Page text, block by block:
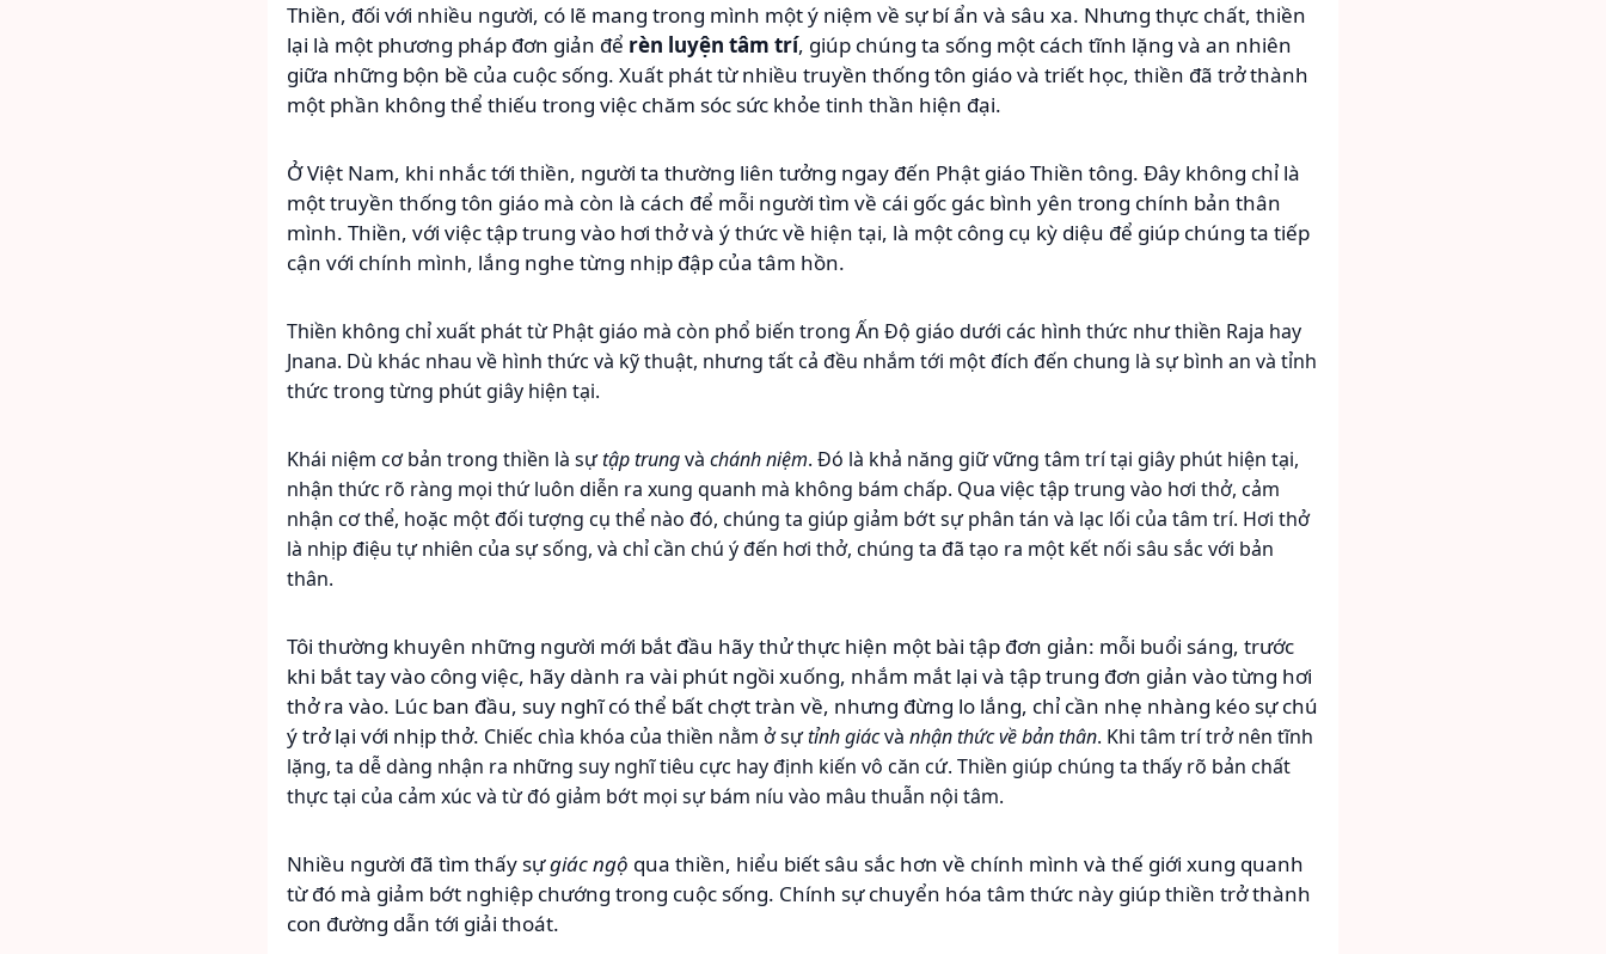
Thiền, đối với nhiều người, có lẽ mang trong mình một ý niệm về sự bí ẩn và sâu xa. Nhưng thực chất, thiền
lại là một phương pháp đơn giản để rèn luyện tâm trí, giúp chúng ta sống một cách tĩnh lặng và an nhiên
giữa những bộn bề của cuộc sống. Xuất phát từ nhiều truyền thống tôn giáo và triết học, thiền đã trở thành
một phần không thể thiếu trong việc chăm sóc sức khỏe tinh thần hiện đại.
Ở Việt Nam, khi nhắc tới thiền, người ta thường liên tưởng ngay đến Phật giáo Thiền tông. Đây không chỉ là
một truyền thống tôn giáo mà còn là cách để mỗi người tìm về cái gốc gác bình yên trong chính bản thân
mình. Thiền, với việc tập trung vào hơi thở và ý thức về hiện tại, là một công cụ kỳ diệu để giúp chúng ta tiếp
cận với chính mình, lắng nghe từng nhịp đập của tâm hồn.
Thiền không chỉ xuất phát từ Phật giáo mà còn phổ biến trong Ấn Độ giáo dưới các hình thức như thiền Raja hay
Jnana. Dù khác nhau về hình thức và kỹ thuật, nhưng tất cả đều nhắm tới một đích đến chung là sự bình an và tỉnh
thức trong từng phút giây hiện tại.
Khái niệm cơ bản trong thiền là sựtập trungvà chánh niệm. Đó là khả năng giữ vững tâm trí tại giây phút hiện tại,
nhận thức rõ ràng mọi thứ luôn diễn ra xung quanh mà không bám chấp. Qua việc tập trung vào hơi thở, cảm
nhận cơ thể, hoặc một đối tượng cụ thể nào đó, chúng ta giúp giảm bớt sự phân tán và lạc lối của tâm trí. Hơi thở
là nhịp điệu tự nhiên của sự sống, và chỉ cần chú ý đến hơi thở, chúng ta đã tạo ra một kết nối sâu sắc với bản
thân.
Tôi thường khuyên những người mới bắt đầu hãy thử thực hiện một bài tập đơn giản: mỗi buổi sáng, trước
khi bắt tay vào công việc, hãy dành ra vài phút ngồi xuống, nhắm mắt lại và tập trung đơn giản vào từng hơi
thở ra vào. Lúc ban đầu, suy nghĩ có thể bất chợt tràn về, nhưng đừng lo lắng, chỉ cần nhẹ nhàng kéo sự chú
ý trở lại với nhịp thở. Chiếc chìa khóa của thiền nằm ở sựtỉnh giácvà nhận thức về bản thân. Khi tâm trí trở nên tĩnh
lặng, ta dễ dàng nhận ra những suy nghĩ tiêu cực hay định kiến vô căn cứ. Thiền giúp chúng ta thấy rõ bản chất
thực tại của cảm xúc và từ đó giảm bớt mọi sự bám níu vào mâu thuẫn nội tâm.
Nhiều người đã tìm thấy sựgiác ngộ qua thiền, hiểu biết sâu sắc hơn về chính mình và thế giới xung quanh
từ đó mà giảm bớt nghiệp chướng trong cuộc sống. Chính sự chuyển hóa tâm thức này giúp thiền trở thành
con đường dẫn tới giải thoát.